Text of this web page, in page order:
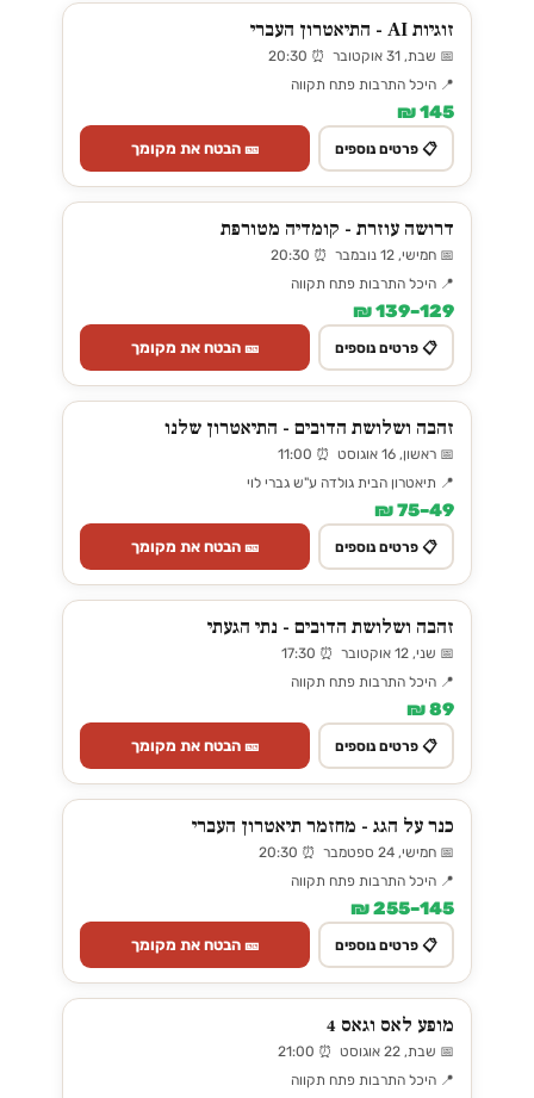
זוגיות AI - התיאטרון העברי
📅 שבת, 31 אוקטובר ⏰ 20:30
📍 היכל התרבות פתח תקווה
145 ₪
📋 פרטים נוספים 🎫 הבטח את מקומך
דרושה עוזרת - קומדיה מטורפת
📅 חמישי, 12 נובמבר ⏰ 20:30
📍 היכל התרבות פתח תקווה
129–139 ₪
📋 פרטים נוספים 🎫 הבטח את מקומך
זהבה ושלושת הדובים - התיאטרון שלנו
📅 ראשון, 16 אוגוסט ⏰ 11:00
📍 תיאטרון הבית גולדה ע"ש גברי לוי
49–75 ₪
📋 פרטים נוספים 🎫 הבטח את מקומך
זהבה ושלושת הדובים - נתי הגעתי
📅 שני, 12 אוקטובר ⏰ 17:30
📍 היכל התרבות פתח תקווה
89 ₪
📋 פרטים נוספים 🎫 הבטח את מקומך
כנר על הגג - מחזמר תיאטרון העברי
📅 חמישי, 24 ספטמבר ⏰ 20:30
📍 היכל התרבות פתח תקווה
145–255 ₪
📋 פרטים נוספים 🎫 הבטח את מקומך
מופע לאס וגאס 4
📅 שבת, 22 אוגוסט ⏰ 21:00
📍 היכל התרבות פתח תקווה